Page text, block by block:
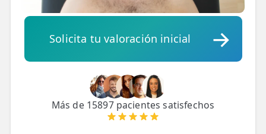
📍 Barrio del Pilar
📍 Chamberí - Centro
📍 Carabanchel - Usera
Solicita tu valoración inicial
Más de 15897 pacientes satisfechos